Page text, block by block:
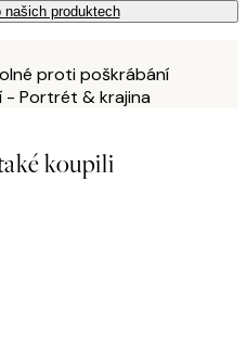
produktech
proti poškrábání
- Portrét & krajina
koupili